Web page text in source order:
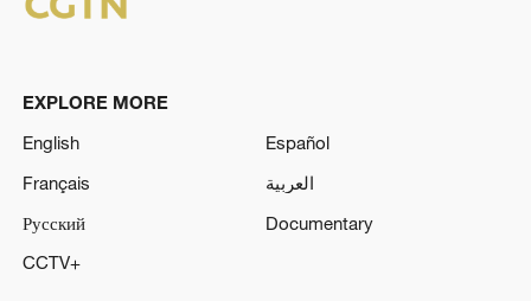
EXPLORE MORE
English
Español
Français
العربية
Русский
Documentary
CCTV+